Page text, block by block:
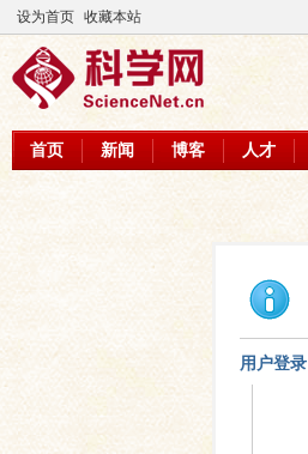
设为首页 收藏本站
首页 新闻 博客 人才
用户登录